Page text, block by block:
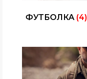
ФУТБОЛКА (4)